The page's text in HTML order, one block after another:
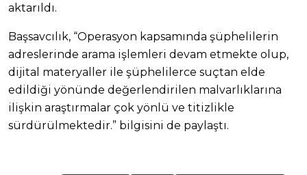
aktarıldı.
Başsavcılık, “Operasyon kapsamında şüphelilerin
adreslerinde arama işlemleri devam etmekte olup,
dijital materyaller ile şüphelilerce suçtan elde
edildiği yönünde değerlendirilen malvarlıklarına
ilişkin araştırmalar çok yönlü ve titizlikle
sürdürülmektedir.” bilgisini de paylaştı.